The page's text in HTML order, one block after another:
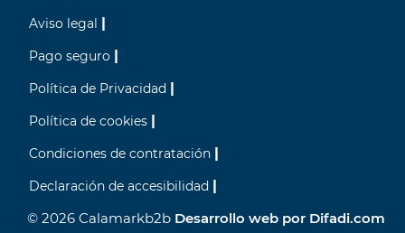
Aviso legal
Pago seguro
Política de Privacidad
Política de cookies
Condiciones de contratación
Declaración de accesibilidad
© 2026 Calamarkb2b Desarrollo web por Difadi.com